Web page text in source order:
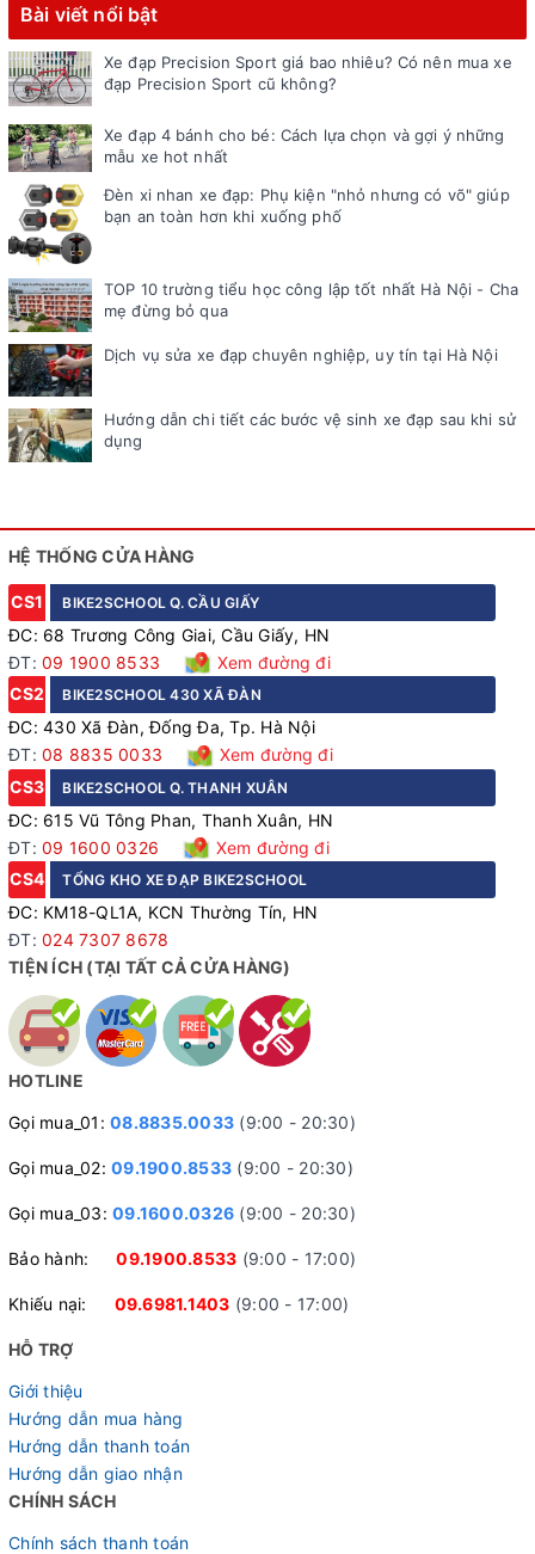
Bài viết nổi bật
Xe đạp Precision Sport giá bao nhiêu? Có nên mua xe
đạp Precision Sport cũ không?
Xe đạp 4 bánh cho bé: Cách lựa chọn và gợi ý những
mẫu xe hot nhất
Đèn xi nhan xe đạp: Phụ kiện "nhỏ nhưng có võ" giúp
bạn an toàn hơn khi xuống phố
TOP 10 trường tiểu học công lập tốt nhất Hà Nội - Cha
mẹ đừng bỏ qua
Dịch vụ sửa xe đạp chuyên nghiệp, uy tín tại Hà Nội
Hướng dẫn chi tiết các bước vệ sinh xe đạp sau khi sử
dụng
HỆ THỐNG CỬA HÀNG
CS1 BIKE2SCHOOL Q. CẦU GIẤY
ĐC: 68 Trương Công Giai, Cầu Giấy, HN
ĐT: 09 1900 8533
Xem đường đi
CS2
BIKE2SCHOOL 430 XÃ ĐÀN
ĐC: 430 Xã Đàn, Đống Đa, Tp. Hà Nội
ĐT: 08 8835 0033
Xem đường đi
CS3
BIKE2SCHOOL Q. THANH XUÂN
ĐC: 615 Vũ Tông Phan, Thanh Xuân, HN
ĐT: 09 1600 0326
Xem đường đi
CS4
TỔNG KHO XE ĐẠP BIKE2SCHOOL
ĐC: KM18-QL1A, KCN Thường Tín, HN
ĐT: 024 7307 8678
TIỆN ÍCH (TẠI TẤT CẢ CỬA HÀNG)
HOTLINE
Gọi mua_01: 08.8835.0033 (9:00 - 20:30)
Gọi mua_02: 09.1900.8533 (9:00 - 20:30)
Gọi mua_03: 09.1600.0326 (9:00 - 20:30)
Bảo hành:09.1900.8533 (9:00 - 17:00)
Khiếu nại: 09.6981.1403 (9:00 - 17:00)
HỖ TRỢ
Giới thiệu
Hướng dẫn mua hàng
Hướng dẫn thanh toán
Hướng dẫn giao nhận
CHÍNH SÁCH
Chính sách thanh toán